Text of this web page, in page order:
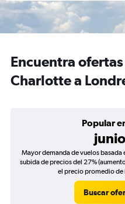
Encuentra
Charlotte a
Popular
junio
Mayor demanda de vuelos basada
subida de precios del 27%
el precio promedio de
Buscar